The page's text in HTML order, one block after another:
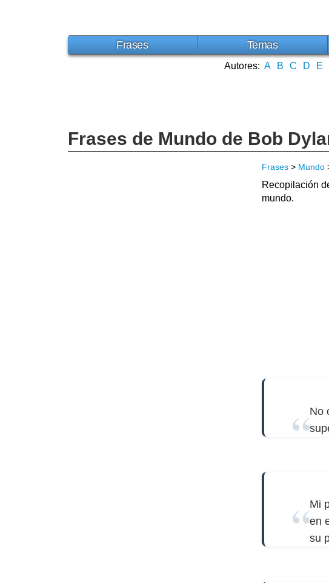
Frases Temas
Autores: A B C D E
Frases de Mundo de Bob
Frases > Mundo
Recopilación
mundo.
No
Mi
en
su